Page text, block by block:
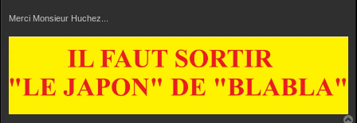
Merci Monsieur Huchez...